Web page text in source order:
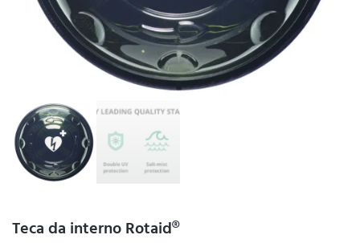
Teca da interno Rotaid®